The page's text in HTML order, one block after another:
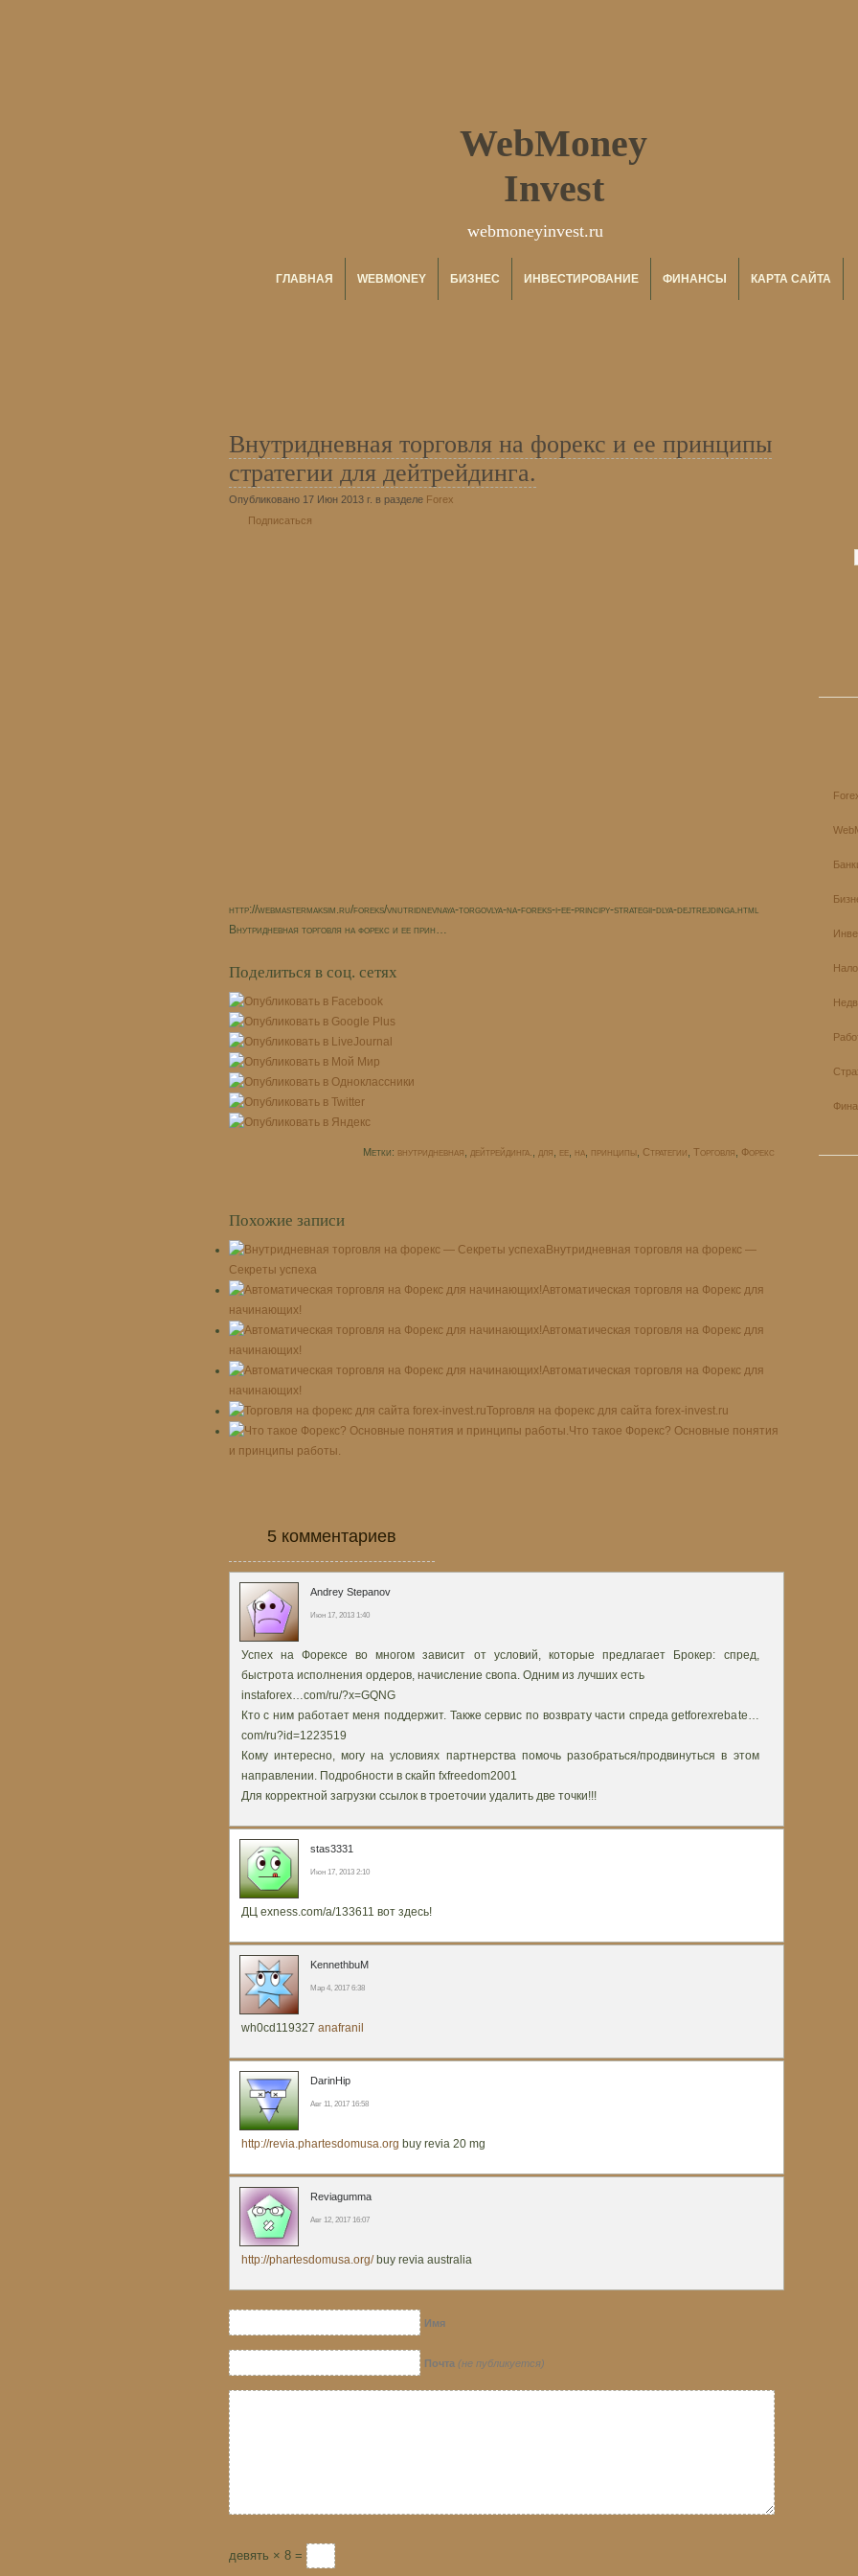
WebMoney
Invest
webmoneyinvest.ru
ГЛАВНАЯ WEBMONEY БИЗНЕС ИНВЕСТИРОВАНИЕ ФИНАНСЫ КАРТА САЙТА
Внутридневная торговля на форекс и ее принципы
стратегии для дейтрейдинга.
Опубликовано 17 Июн 2013 г. в разделе Forex
Подписаться
http://webmastermaksim.ru/foreks/vnutridnevnaya-torgovlya-na-foreks-i-ee-principy-strategii-dlya-dejtrejdinga.html
Внутридневная торговля на форекс и ее прин…
Поделиться в соц. сетях
Метки: внутридневная дейтрейдинга. для ее, на, принципы Стратегии Торговля Форекс
Похожие записи
Внутридневная торговля на форекс —
Секреты успеха
Автоматическая торговля на Форекс для
начинающих!
Автоматическая торговля на Форекс для
начинающих!
Автоматическая торговля на Форекс для
начинающих!
Торговля на форекс для сайта forex-invest.ru
Что такое Форекс? Основные понятия
и принципы работы.
5 комментариев
Andrey Stepanov
Июн 17, 2013 1:40
Успех на Форексе во многом зависит от условий, которые предлагает Брокер: спред,
быстрота исполнения ордеров, начисление свопа. Одним из лучших есть
instaforex…com/ru/?x=GQNG
Кто с ним работает меня поддержит. Также сервис по возврату части спреда getforexrebate…
com/ru?id=1223519
Кому интересно, могу на условиях партнерства помочь разобраться/продвинуться в этом
направлении. Подробности в скайп fxfreedom2001
Для корректной загрузки ссылок в троеточии удалить две точки!!!
stas3331
Июн 17, 2013 2:10
ДЦ exness.com/a/133611 вот здесь!
KennethbuM
Мар 4, 2017 6:38
wh0cd119327 anafranil
DarinHip
Авг 11, 2017 16:58
http://revia.phartesdomusa.org buy revia 20 mg
Reviagumma
Авг 12, 2017 16:07
http://phartesdomusa.org/buy revia australia
Имя
Почта (не публикуется)
девять × 8 =